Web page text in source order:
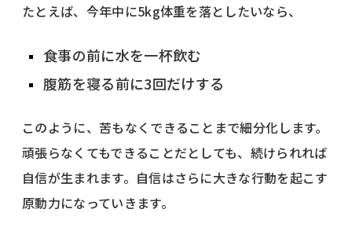
たとえば、今年中に5kg体重を落としたいなら、
食事の前に水を一杯飲む
腹筋を寝る前に3回だけする
このように、苦もなくできることまで細分化します。
頑張らなくてもできることだとしても、続けられれば
自信が生まれます。自信はさらに大きな行動を起こす
原動力になっていきます。